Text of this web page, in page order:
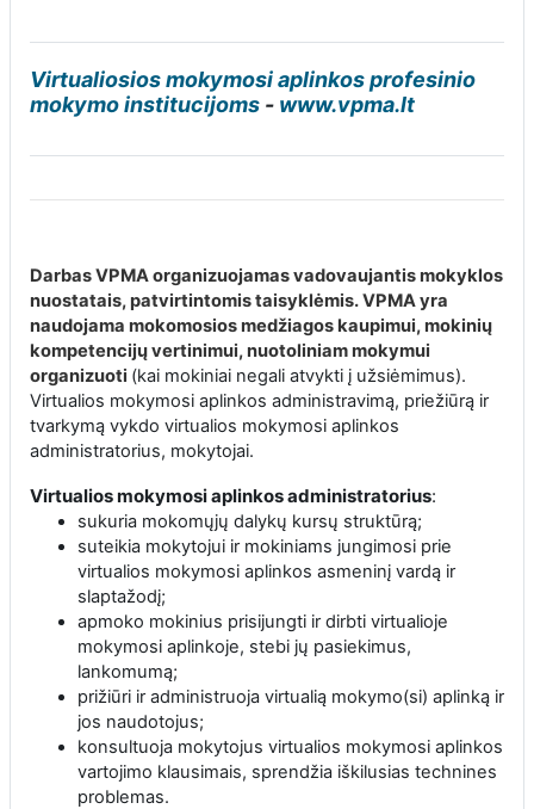
Virtualiosios mokymosi aplinkos profesinio
mokymo institucijoms - www.vpma.lt
Darbas VPMA organizuojamas vadovaujantis mokyklos
nuostatais, patvirtintomis taisyklėmis. VPMA yra
naudojama mokomosios medžiagos kaupimui, mokinių
kompetencijų vertinimui, nuotoliniam mokymui
organizuoti (kai mokiniai negali atvykti į užsiėmimus).
Virtualios mokymosi aplinkos administravimą, priežiūrą ir
tvarkymą vykdo virtualios mokymosi aplinkos
administratorius, mokytojai.
Virtualios mokymosi aplinkos administratorius:
sukuria mokomųjų dalykų kursų struktūrą;
suteikia mokytojui ir mokiniams jungimosi prie
virtualios mokymosi aplinkos asmeninį vardą ir
slaptažodį;
apmoko mokinius prisijungti ir dirbti virtualioje
mokymosi aplinkoje, stebi jų pasiekimus,
lankomumą;
prižiūri ir administruoja virtualią mokymo(si) aplinką ir
jos naudotojus;
konsultuoja mokytojus virtualios mokymosi aplinkos
vartojimo klausimais, sprendžia iškilusias technines
problemas.